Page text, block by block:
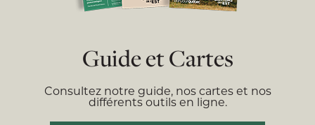
Guide et Cartes
Consultez notre guide, nos cartes et nos
différents outils en ligne.